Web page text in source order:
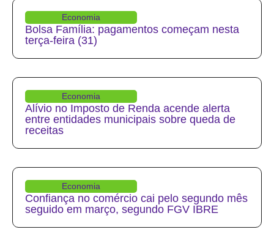
Economia
Bolsa Família: pagamentos começam nesta
terça-feira (31)
Economia
Alívio no Imposto de Renda acende alerta
entre entidades municipais sobre queda de
receitas
Economia
Confiança no comércio cai pelo segundo mês
seguido em março, segundo FGV IBRE